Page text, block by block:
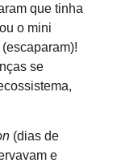
que tinha
o mini
(escaparam)!
se
(dias de
e